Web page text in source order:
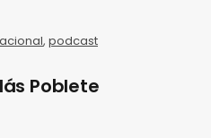
, podcast
Poblete